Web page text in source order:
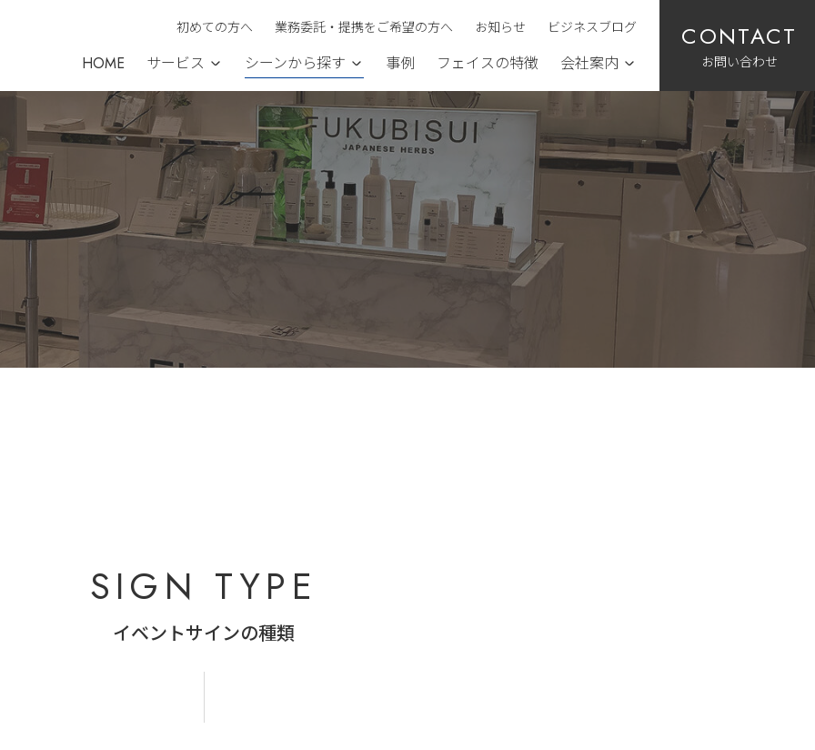
初めての方へ 業務委託・提携をご希望の方へ お知らせ
ビジネスブログ
お問い合わせ
HOME サービス シーンから探す 事例 フェイスの特徴 会社案内
SIGN TYPE
イベントサインの種類